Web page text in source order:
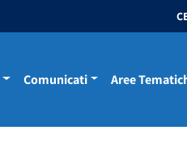
Comunicati Aree